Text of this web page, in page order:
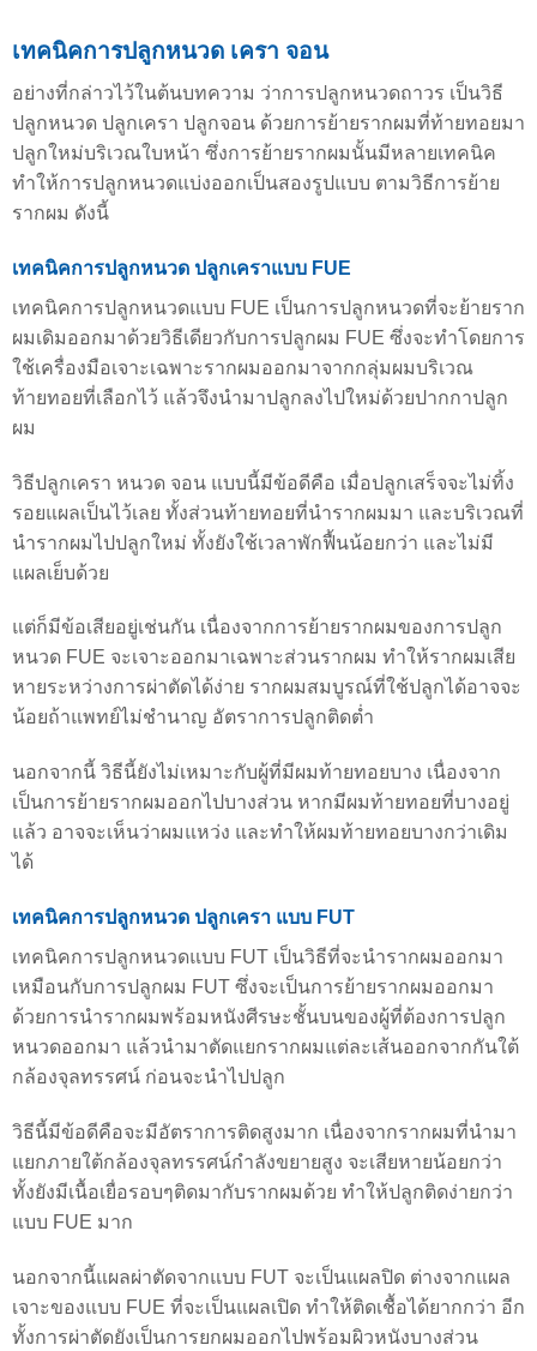
เทคนิคการปลูกหนวด เครา จอน
อย่างที่กล่าวไว้ในต้นบทความ ว่าการปลูกหนวดถาวร เป็นวิธี
ปลูกหนวด ปลูกเครา ปลูกจอน ด้วยการย้ายรากผมที่ท้ายทอยมา
ปลูกใหม่บริเวณใบหน้า ซึ่งการย้ายรากผมนั้นมีหลายเทคนิค
ทำให้การปลูกหนวดแบ่งออกเป็นสองรูปแบบ ตามวิธีการย้าย
รากผม ดังนี้
เทคนิคการปลูกหนวด ปลูกเคราแบบ FUE
เทคนิคการปลูกหนวดแบบ FUE เป็นการปลูกหนวดที่จะย้ายราก
ผมเดิมออกมาด้วยวิธีเดียวกับการปลูกผม FUE ซึ่งจะทำโดยการ
ใช้เครื่องมือเจาะเฉพาะรากผมออกมาจากกลุ่มผมบริเวณ
ท้ายทอยที่เลือกไว้ แล้วจึงนำมาปลูกลงไปใหม่ด้วยปากกาปลูก
ผม
วิธีปลูกเครา หนวด จอน แบบนี้มีข้อดีคือ เมื่อปลูกเสร็จจะไม่ทิ้ง
รอยแผลเป็นไว้เลย ทั้งส่วนท้ายทอยที่นำรากผมมา และบริเวณที่
นำรากผมไปปลูกใหม่ ทั้งยังใช้เวลาพักฟื้นน้อยกว่า และไม่มี
แผลเย็บด้วย
แต่ก็มีข้อเสียอยู่เช่นกัน เนื่องจากการย้ายรากผมของการปลูก
หนวด FUE จะเจาะออกมาเฉพาะส่วนรากผม ทำให้รากผมเสีย
หายระหว่างการผ่าตัดได้ง่าย รากผมสมบูรณ์ที่ใช้ปลูกได้อาจจะ
น้อยถ้าแพทย์ไม่ชำนาญ อัตราการปลูกติดต่ำ
นอกจากนี้ วิธีนี้ยังไม่เหมาะกับผู้ที่มีผมท้ายทอยบาง เนื่องจาก
เป็นการย้ายรากผมออกไปบางส่วน หากมีผมท้ายทอยที่บางอยู่
แล้ว อาจจะเห็นว่าผมแหว่ง และทำให้ผมท้ายทอยบางกว่าเดิม
ได้
เทคนิคการปลูกหนวด ปลูกเครา แบบ FUT
เทคนิคการปลูกหนวดแบบ FUT เป็นวิธีที่จะนำรากผมออกมา
เหมือนกับการปลูกผม FUT ซึ่งจะเป็นการย้ายรากผมออกมา
ด้วยการนำรากผมพร้อมหนังศีรษะชั้นบนของผู้ที่ต้องการปลูก
หนวดออกมา แล้วนำมาตัดแยกรากผมแต่ละเส้นออกจากกันใต้
กล้องจุลทรรศน์ ก่อนจะนำไปปลูก
วิธีนี้มีข้อดีคือจะมีอัตราการติดสูงมาก เนื่องจากรากผมที่นำมา
แยกภายใต้กล้องจุลทรรศน์กำลังขยายสูง จะเสียหายน้อยกว่า
ทั้งยังมีเนื้อเยื่อรอบๆติดมากับรากผมด้วย ทำให้ปลูกติดง่ายกว่า
แบบ FUE มาก
นอกจากนี้แผลผ่าตัดจากแบบ FUT จะเป็นแผลปิด ต่างจากแผล
เจาะของแบบ FUE ที่จะเป็นแผลเปิด ทำให้ติดเชื้อได้ยากกว่า อีก
ทั้งการผ่าตัดยังเป็นการยกผมออกไปพร้อมผิวหนังบางส่วน